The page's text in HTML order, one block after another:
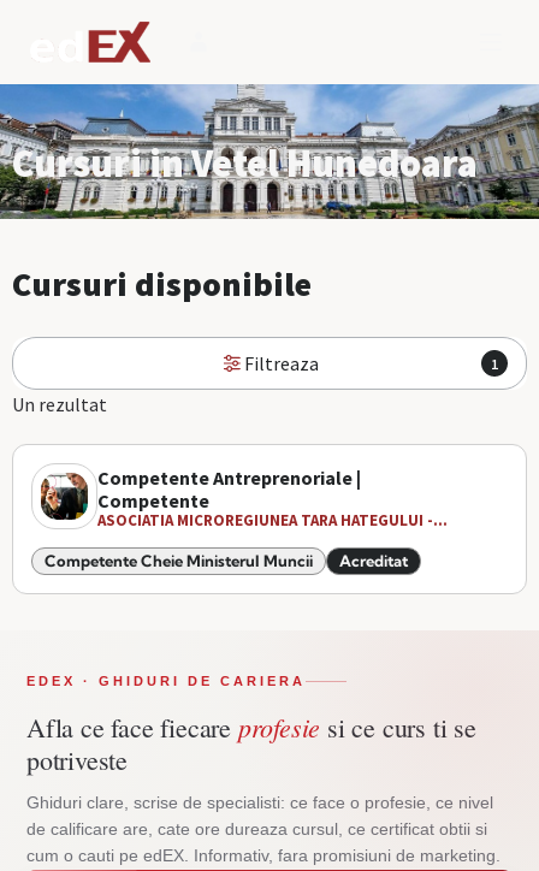
Cursuri in Vetel Hunedoara
Cursuri disponibile
Filtreaza 1
Un rezultat
Competente Antreprenoriale |
Competente
ASOCIATIA MICROREGIUNEA TARA HATEGULUI -...
Competente Cheie Ministerul Muncii Acreditat
EDEX · GHIDURI DE CARIERA
Afla ce face fiecare profesie si ce curs ti se
potriveste
Ghiduri clare, scrise de specialisti: ce face o profesie, ce nivel
de calificare are, cate ore dureaza cursul, ce certificat obtii si
cum o cauti pe edEX. Informativ, fara promisiuni de marketing.